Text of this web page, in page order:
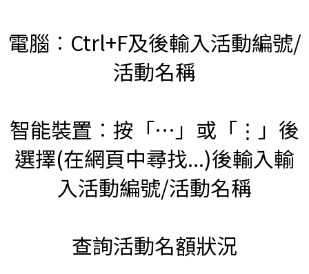
電腦︰Ctrl+F及後輸入活動編號/
活動名稱
智能裝置︰按「⋯」或「⋮」後
選擇(在網頁中尋找...)後輸入輸
入活動編號/活動名稱
查詢活動名額狀況